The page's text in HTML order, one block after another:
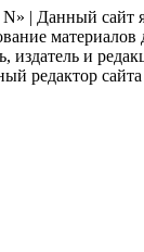
| Данный сайт
издатель и
редактор